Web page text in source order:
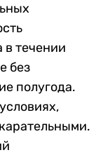
в течении
без
полугода.